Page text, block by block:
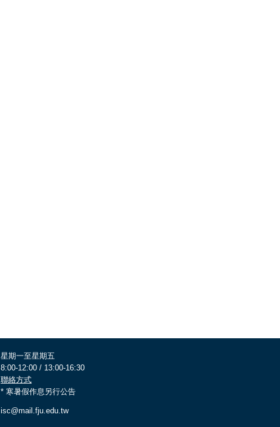
星期一至星期五
8:00-12:00 / 13:00-16:30
聯絡方式
* 寒暑假作息另行公告
isc@mail.fju.edu.tw